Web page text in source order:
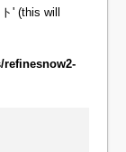
' (this will